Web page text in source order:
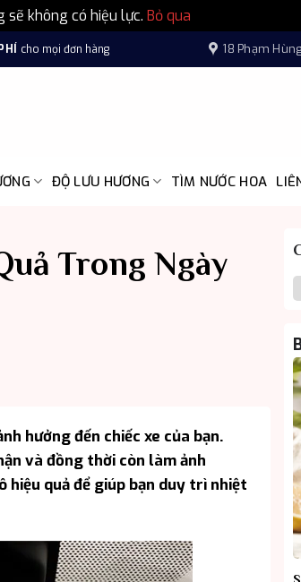
sẽ không có hiệu lực. Bỏ qua
cho mọi đơn hàng 18 Phạm
ĐỘ LƯU HƯƠNG TÌM NƯỚC HOA
Trong Ngày
hưởng đến chiếc xe của bạn.
và đồng thời còn làm ảnh
hiệu quả để giúp bạn duy trì nhiệt